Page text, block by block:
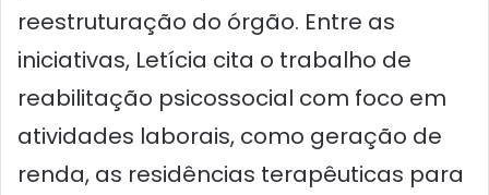
reestruturação do órgão. Entre as
iniciativas, Letícia cita o trabalho de
reabilitação psicossocial com foco em
atividades laborais, como geração de
renda, as residências terapêuticas para